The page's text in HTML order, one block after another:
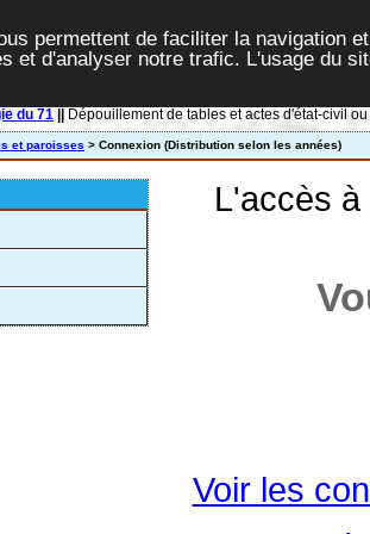
permettent de faciliter la navigation
et d'analyser notre trafic. L'usage du
du 71 Dépouillement de tables et actes d'état-civil
et paroisses > Connexion (Distribution selon les années)
L'accès
Voir les